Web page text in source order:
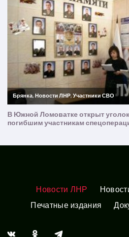
Новости ЛНР
Печатные издания